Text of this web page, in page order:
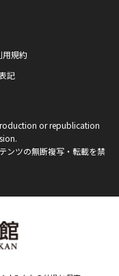
用規約
記
or republication
ンツの無断複写・転載を禁